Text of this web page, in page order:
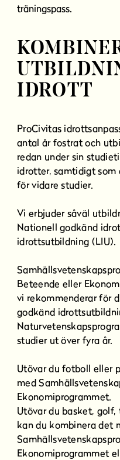
IDROTT
ProCivitas
antal år fostrat och
redan under sin
idrotter, samtidigt som
för vidare studier.
Vi erbjuder såväl
Nationell godkänd
idrottsutbildning (LIU).
Beteende eller
vi rekommenderar för
godkänd
studier ut över fyra år.
Utövar du fotboll eller
med
Ekonomiprogrammet.
Utövar du basket,
kan du kombinera det
Ekonomiprogrammet